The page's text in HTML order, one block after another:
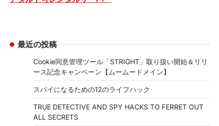
最近の投稿
Cookie同意管理ツール「STRIGHT」取り扱い開始＆リリ
ース記念キャンペーン【ムームードメイン】
スパイになるための12のライフハック
TRUE DETECTIVE AND SPY HACKS TO FERRET OUT
ALL SECRETS